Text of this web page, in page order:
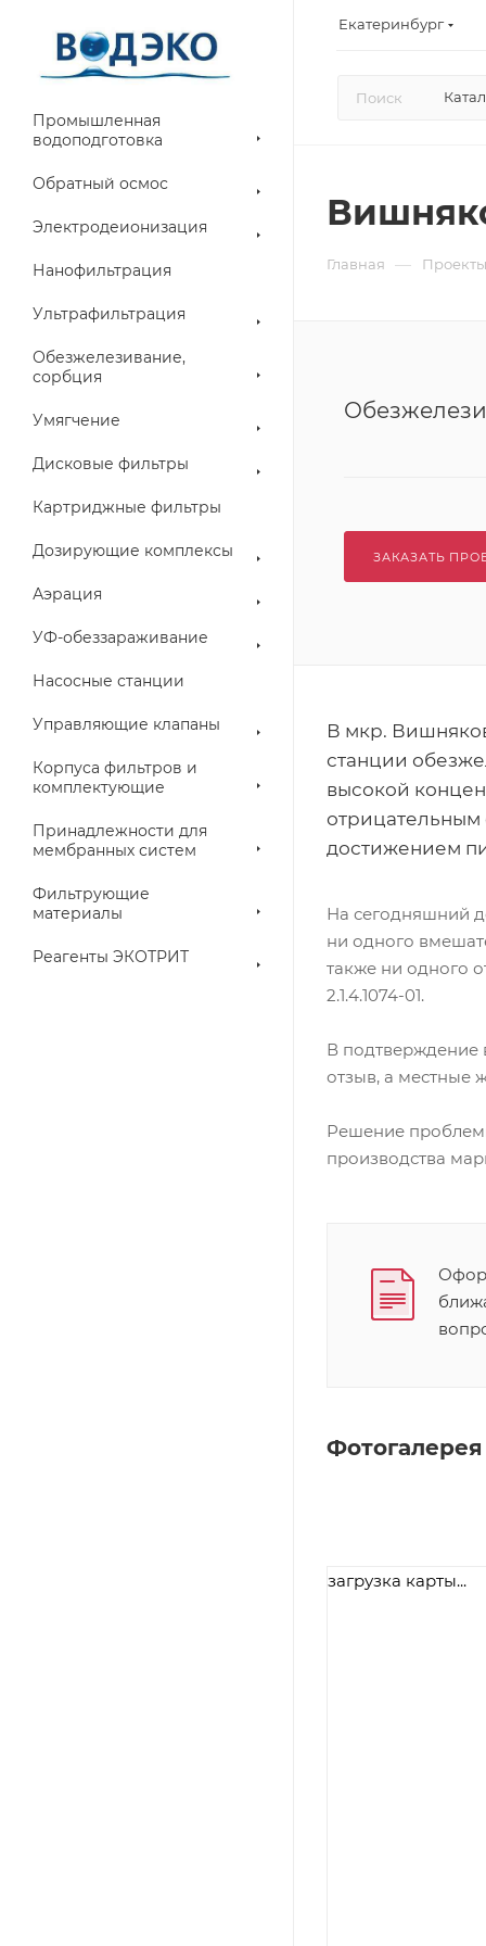
Екатеринбург
Промышленная
водоподготовка
Обратный осмос
Электродеионизация
Нанофильтрация
Ультрафильтрация
Обезжелезивание,
сорбция
Умягчение
Дисковые фильтры
Картриджные фильтры
Дозирующие комплексы
Аэрация
УФ-обеззараживание
Насосные станции
Управляющие клапаны
Корпуса фильтров и
комплектующие
Принадлежности для
мембранных систем
Фильтрующие
материалы
Реагенты ЭКОТРИТ
Главная — Проекты
ЗАКАЗАТЬ
В мкр.
станции
высокой
отрицательным
достижением
На сегодняшний
ни одного
также ни одного
2.1.4.1074-01.
В подтверждение
отзыв, а местные
Решение
производства
Фотогалерея
загрузка карты...